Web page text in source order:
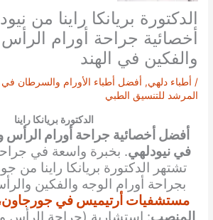
الدكتورة بريانكا راينا من
أخصائية جراحة أورام الرأس
والفكين في الهند
/ أطباء دلهي, أفضل أطباء الأورام والسرطان في
المرشد للتنسيق الطبي
الدكتورة بريانكا راينا
أفضل أخصائية جراحة أورام الرأس
في نيودلهي. بخبرة واسعة في
تشتهر الدكتورة بريانكا راينا من
بجراحة أورام الوجه والفكين
مستشفيات أرتيميس في جورجاون،